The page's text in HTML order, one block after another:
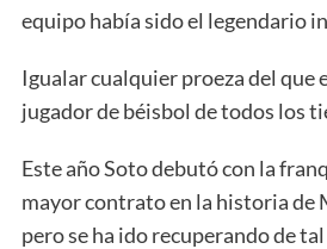
equipo había sido el legendario
Igualar cualquier proeza del que
jugador de béisbol de todos los
Este año Soto debutó con la
mayor contrato en la historia de
pero se ha ido recuperando de